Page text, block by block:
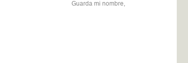
Guarda mi nombre,